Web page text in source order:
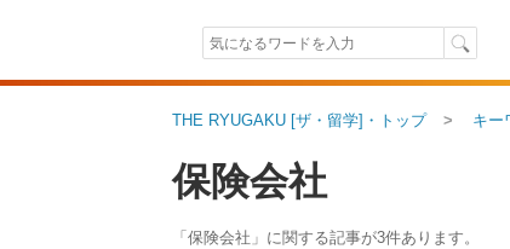
THE RYUGAKU [ザ・留学]・トップ キー
保険会社
「保険会社」に関する記事が3件あります。